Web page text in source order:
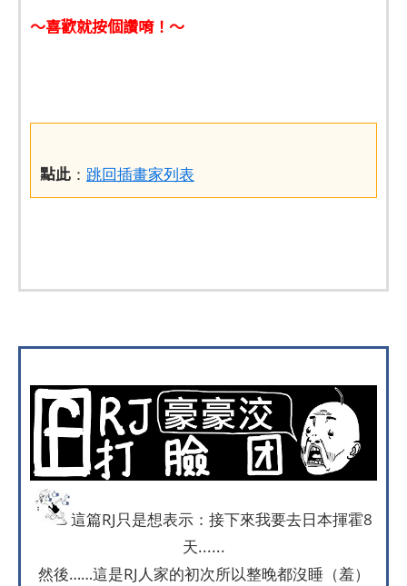
～喜歡就按個讚唷！～
點此 ： 跳回插畫家列表
這篇RJ只是想表示：接下來我要去日本揮霍8
天......
然後……這是RJ人家的初次所以整晚都沒睡（羞）